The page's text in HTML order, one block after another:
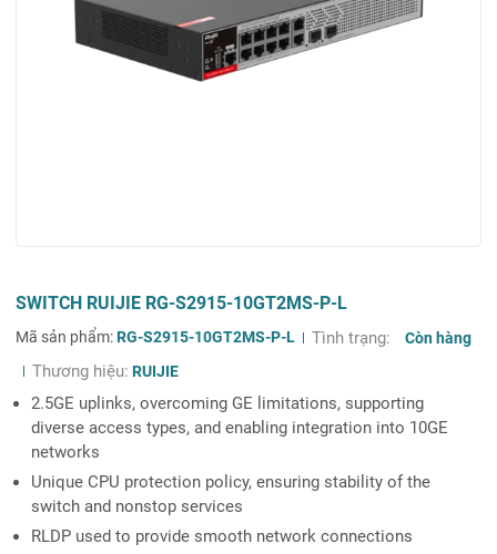
SWITCH RUIJIE RG-S2915-10GT2MS-P-L
Mã sản phẩm:RG-S2915-10GT2MS-P-L Tình trạng: Còn hàng
Thương hiệu: RUIJIE
2.5GE uplinks, overcoming GE limitations, supporting
diverse access types, and enabling integration into 10GE
networks
Unique CPU protection policy, ensuring stability of the
switch and nonstop services
RLDP used to provide smooth network connections